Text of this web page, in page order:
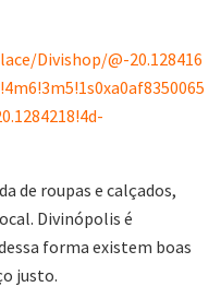
Divishop/@-20.128416
de roupas e calçados,
Divinópolis é
forma existem boas
justo.